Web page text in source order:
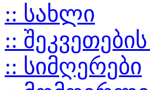
:: სახლი
::
:: სიმღერები